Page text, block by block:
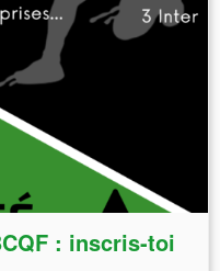
: inscris-toi